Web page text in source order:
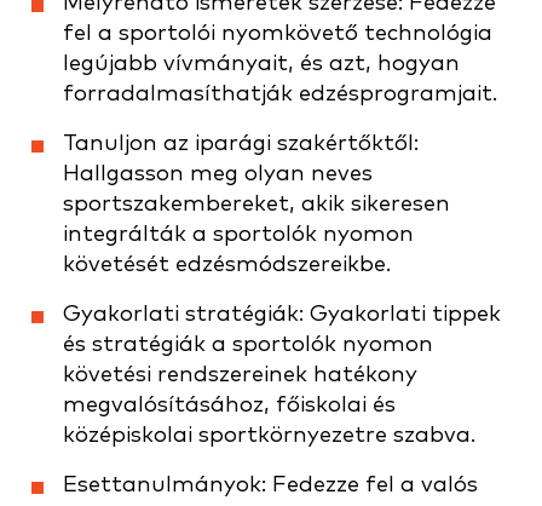
fel a sportolói nyomkövető technológia
legújabb vívmányait, és azt, hogyan
forradalmasíthatják edzésprogramjait.
Tanuljon az iparági szakértőktől:
Hallgasson meg olyan neves
sportszakembereket, akik sikeresen
integrálták a sportolók nyomon
követését edzésmódszereikbe.
Gyakorlati stratégiák: Gyakorlati tippek
és stratégiák a sportolók nyomon
követési rendszereinek hatékony
megvalósításához, főiskolai és
középiskolai sportkörnyezetre szabva.
Esettanulmányok: Fedezze fel a valós